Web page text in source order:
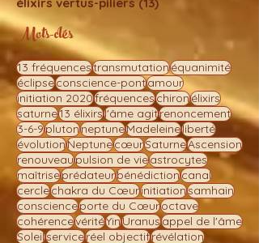
Octave (1) 1 post
élixirs vertus-piliers
Mots-clés
13 fréquencestransmutationéquanimité
éclipseconscience-pontamour
initiation 2020fréquenceschironélixirs
saturne13 élixirsl'âme agitrenoncement
3-6-9plutonneptuneMadeleineliberté
évolutionNeptunecœurSaturneAscension
renouveaupulsion de vieastrocytes
maîtriseprédateurbénédictioncanal
cerclechakra du Cœurinitiationsamhain
conscienceporte du Cœuroctave